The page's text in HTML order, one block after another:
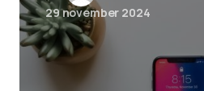
29 november 2024